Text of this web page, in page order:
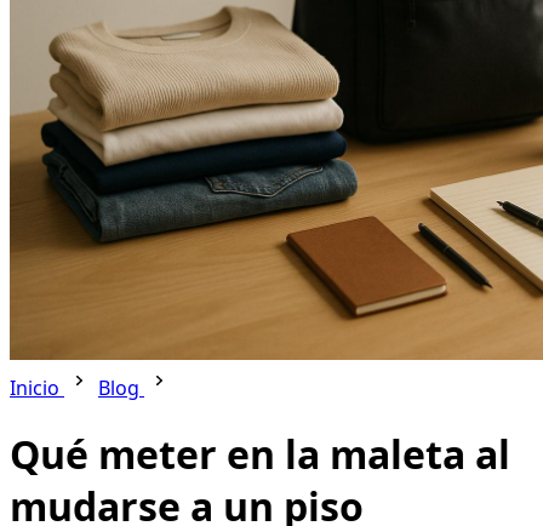
Inicio Blog
Qué meter en la maleta al
mudarse a un piso